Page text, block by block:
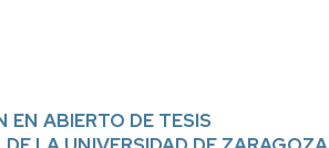
EN ABIERTO DE TESIS